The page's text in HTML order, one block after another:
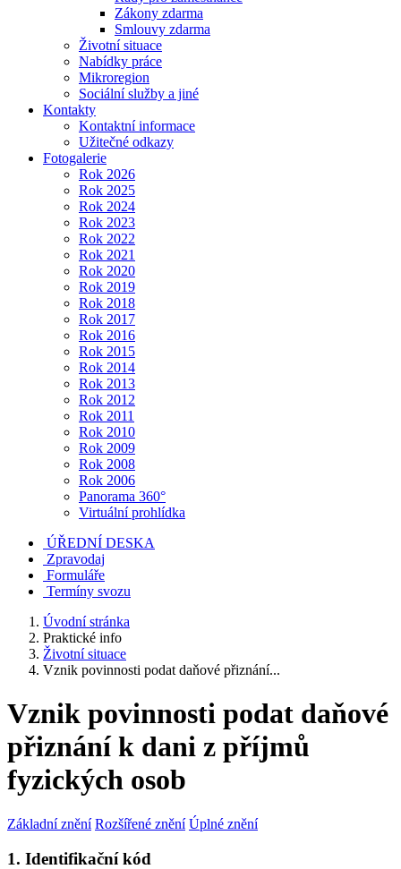
Zákony zdarma
Smlouvy zdarma
Životní situace
Nabídky práce
Mikroregion
Sociální služby a jiné
Kontakty
Kontaktní informace
Užitečné odkazy
Fotogalerie
Rok 2026
Rok 2025
Rok 2024
Rok 2023
Rok 2022
Rok 2021
Rok 2020
Rok 2019
Rok 2018
Rok 2017
Rok 2016
Rok 2015
Rok 2014
Rok 2013
Rok 2012
Rok 2011
Rok 2010
Rok 2009
Rok 2008
Rok 2006
Panorama 360°
Virtuální prohlídka
ÚŘEDNÍ DESKA
Zpravodaj
Formuláře
Termíny svozu
Úvodní stránka
Praktické info
Životní situace
Vznik povinnosti podat daňové přiznání...
Vznik povinnosti podat daňové
přiznání k dani z příjmů
fyzických osob
Základní znění Rozšířené znění Úplné znění
1. Identifikační kód